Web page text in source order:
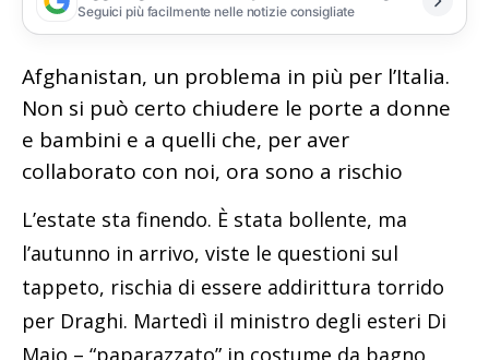
Seguici più facilmente nelle notizie consigliate
Afghanistan, un problema in più per l’Italia.
Non si può certo chiudere le porte a donne
e bambini e a quelli che, per aver
collaborato con noi, ora sono a rischio
L’estate sta finendo. È stata bollente, ma
l’autunno in arrivo, viste le questioni sul
tappeto, rischia di essere addirittura torrido
per Draghi. Martedì il ministro degli esteri Di
Maio – “paparazzato” in costume da bagno